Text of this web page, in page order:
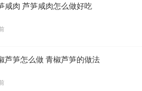
咸肉 芦笋咸肉怎么做好吃
芦笋怎么做 青椒芦笋的做法